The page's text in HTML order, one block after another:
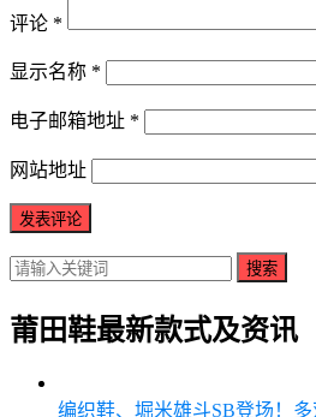
评论 *
显示名称 *
电子邮箱地址 *
网站地址
搜索
莆田鞋最新款式及资讯
编织鞋、堀米雄斗SB登场！